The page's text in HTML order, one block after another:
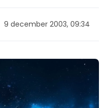
9 december 2003, 09:34